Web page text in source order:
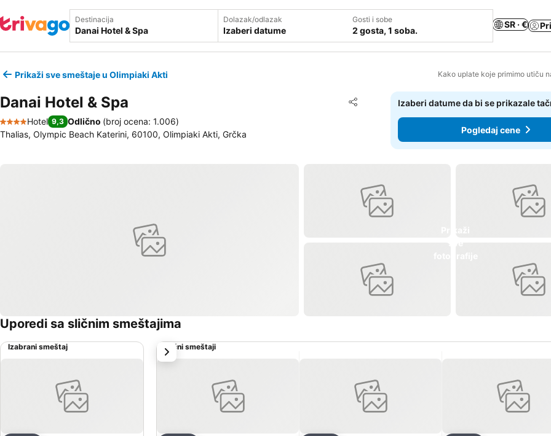
Destinacija Dolazak/odlazak
Izaberi datume
Gosti i sobe
2 gosta, 1 soba.
SR · €
Prikaži sve smeštaje u Olimpiaki Akti Kako uplate koje primimo utiču
Danai Hotel & Spa Deli
Dodati u favorite
4 Zvezdice
Hotel 9,3 Odlično (broj ocena: 1.006)
Thalias, Olympic Beach Katerini, 60100, Olimpiaki Akti, Grčka
Izaberi datume da bi se prikazale
Pogledaj cene
Uporedi sa sličnim smeštajima
Izabrani smeštaj Slični smeštaji
sledeće